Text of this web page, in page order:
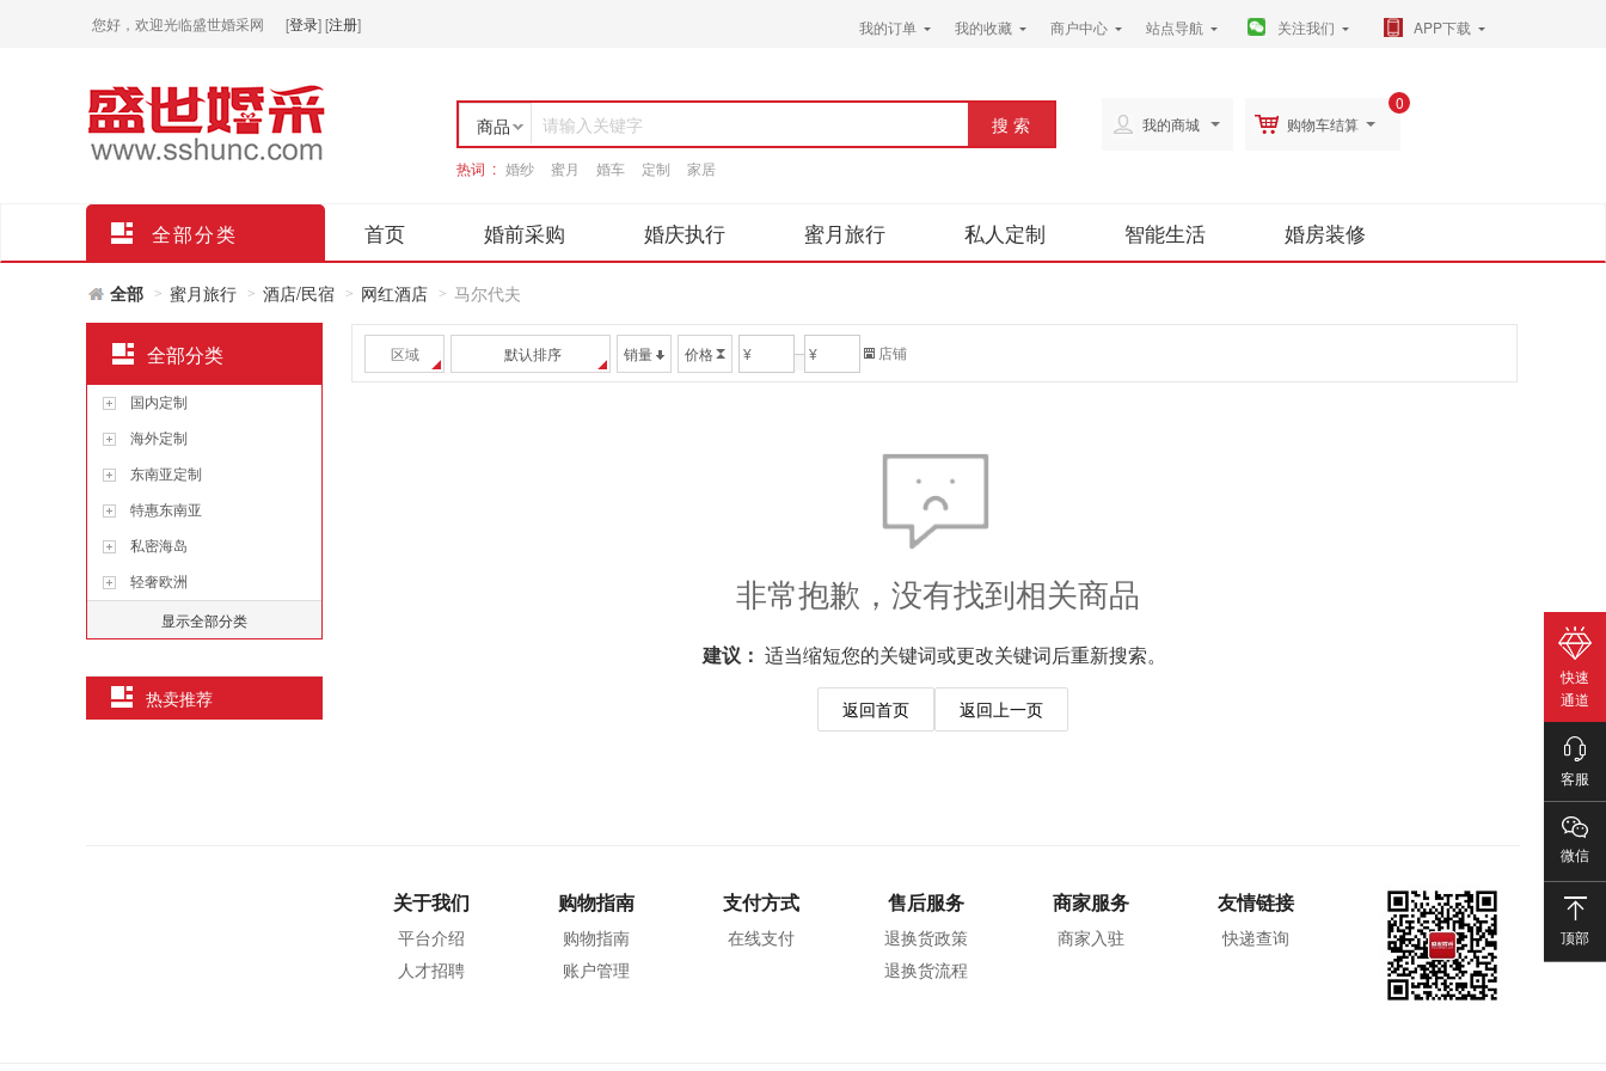
您好，欢迎光临盛世婚采网 [登录][注册] 我的订单 我的收藏 商户中心 站点导航 关注我们 APP下载
商品
店铺
请输入关键字
热词 : 婚纱 蜜月 婚车 定制 家居
0
购物车结算
我的商城
全部分类 首页 婚前采购 婚庆执行 蜜月旅行 私人定制 智能生活 婚房装修
全部 > 蜜月旅行 > 酒店/民宿 > 网红酒店 > 马尔代夫
区域 默认排序 销量 价格 ¥ ¥ 店铺
非常抱歉，没有找到相关商品
建议： 适当缩短您的关键词或更改关键词后重新搜索。
返回上一页
返回首页
全部分类
国内定制
海外定制
东南亚定制
特惠东南亚
私密海岛
轻奢欧洲
显示全部分类
热卖推荐
关于我们
平台介绍
人才招聘
购物指南
购物指南
账户管理
支付方式
在线支付
售后服务
退换货政策
退换货流程
商家服务
商家入驻
友情链接
快递查询
快速
通道
客服
微信
顶部